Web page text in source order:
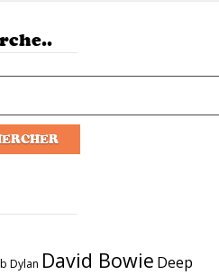
Dylan David Bowie Deep